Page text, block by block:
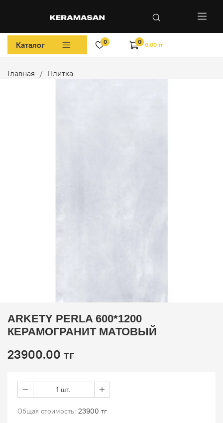
Каталог 0 0 0.00 тг
Главная Плитка
ARKETY PERLA 600*1200
КЕРАМОГРАНИТ МАТОВЫЙ
23900.00 тг
1 шт.
Общая стоимость: 23900 тг